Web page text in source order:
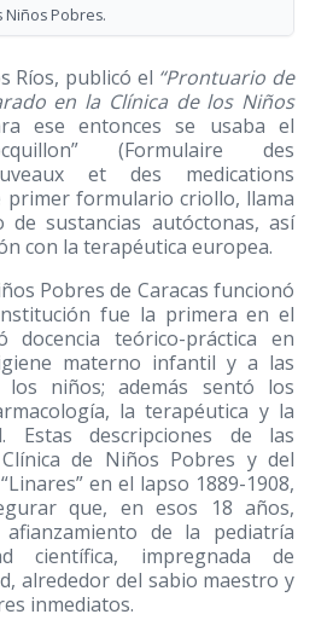
Niños Pobres.
Ríos, publicó el “Prontuario de
en la Clínica de los Niños
ese entonces se usaba el
(Formulaire des
et des medications
primer formulario criollo, llama
sustancias autóctonas, así
con la terapéutica europea.
Pobres de Caracas funcionó
fue la primera en el
docencia teórico-práctica en
materno infantil y a las
los niños; además sentó los
la terapéutica y la
Estas descripciones de las
de Niños Pobres y del
en el lapso 1889-1908,
que, en esos 18 años,
de la pediatría
científica, impregnada de
alrededor del sabio maestro y
inmediatos.